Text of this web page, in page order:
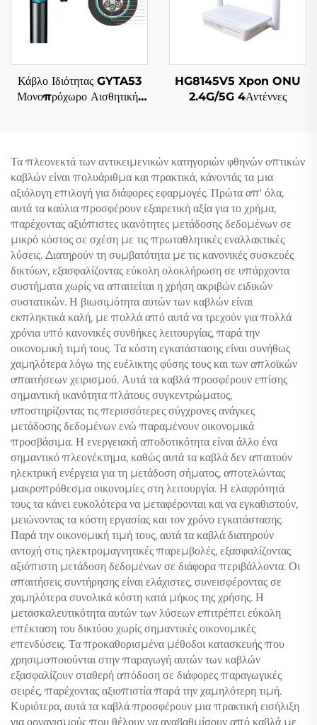
Κάβλο Ιδιότητας GYTA53
Μονοπρόχωρο Αισθητικής
HG8145V5 Xpon ONU
2.4G/5G 4Αντέννες
Τα πλεονεκτά των αντικειμενικών κατηγοριών φθηνών οπτικών
καβλών είναι πολυάριθμα και πρακτικά, κάνοντάς τα μια
αξιόλογη επιλογή για διάφορες εφαρμογές. Πρώτα απ' όλα,
αυτά τα καύλια προσφέρουν εξαιρετική αξία για το χρήμα,
παρέχοντας αξιόπιστες ικανότητες μετάδοσης δεδομένων σε
μικρό κόστος σε σχέση με τις πρωταθλητικές εναλλακτικές
λύσεις. Διατηρούν τη συμβατότητα με τις κανονικές συσκευές
δικτύων, εξασφαλίζοντας εύκολη ολοκλήρωση σε υπάρχοντα
συστήματα χωρίς να απαιτείται η χρήση ακριβών ειδικών
συστατικών. Η βιωσιμότητα αυτών των καβλών είναι
εκπληκτικά καλή, με πολλά από αυτά να τρεχούν για πολλά
χρόνια υπό κανονικές συνθήκες λειτουργίας, παρά την
οικονομική τιμή τους. Τα κόστη εγκατάστασης είναι συνήθως
χαμηλότερα λόγω της ευέλικτης φύσης τους και των απλοϊκών
απαιτήσεων χειρισμού. Αυτά τα καβλά προσφέρουν επίσης
σημαντική ικανότητα πλάτους συγκεντρώματος,
υποστηρίζοντας τις περισσότερες σύγχρονες ανάγκες
μετάδοσης δεδομένων ενώ παραμένουν οικονομικά
προσβάσιμα. Η ενεργειακή αποδοτικότητα είναι άλλο ένα
σημαντικό πλεονέκτημα, καθώς αυτά τα καβλά δεν απαιτούν
ηλεκτρική ενέργεια για τη μετάδοση σήματος, αποτελώντας
μακροπρόθεσμα οικονομίες στη λειτουργία. Η ελαφρότητά
τους τα κάνει ευκολότερα να μεταφέρονται και να εγκαθιστούν,
μειώνοντας τα κόστη εργασίας και τον χρόνο εγκατάστασης.
Παρά την οικονομική τιμή τους, αυτά τα καβλά διατηρούν
αντοχή στις ηλεκτρομαγνητικές παρεμβολές, εξασφαλίζοντας
αξιόπιστη μετάδοση δεδομένων σε διάφορα περιβάλλοντα. Οι
απαιτήσεις συντήρησης είναι ελάχιστες, συνεισφέροντας σε
χαμηλότερα συνολικά κόστη κατά μήκος της χρήσης. Η
μετασκαλευτικότητα αυτών των λύσεων επιτρέπει εύκολη
επέκταση του δικτύου χωρίς σημαντικές οικονομικές
επενδύσεις. Τα προκαθορισμένα μέθοδοι κατασκευής που
χρησιμοποιούνται στην παραγωγή αυτών των καβλών
εξασφαλίζουν σταθερή απόδοση σε διάφορες παραγωγικές
σειρές, παρέχοντας αξιοπιστία παρά την χαμηλότερη τιμή.
Κυριότερα, αυτά τα καβλά προσφέρουν μια πρακτική εισήλιξη
για οργανισμούς που θέλουν να αναβαθμίσουν από καβλά με